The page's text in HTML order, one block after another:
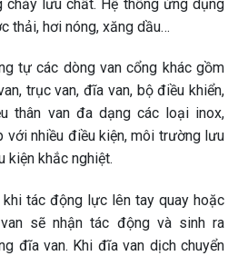
chảy lưu chất. Hệ thống ứng dụng
thải, hơi nóng, xăng dầu…
tự các dòng van cổng khác gồm
trục van, đĩa van, bộ điều khiển,
thân van đa dạng các loại inox,
với nhiều điều kiện, môi trường lưu
kiện khắc nghiệt.
tác động lực lên tay quay hoặc
sẽ nhận tác động và sinh ra
đĩa van. Khi đĩa van dịch chuyển